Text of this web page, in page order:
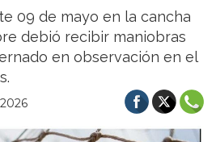
09 de mayo en la cancha
debió recibir maniobras
en observación en el